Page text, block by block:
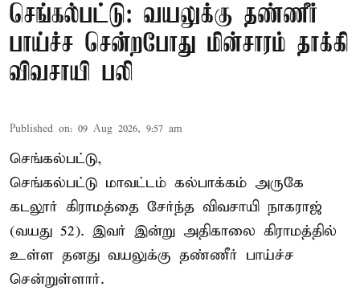
செங்கல்பட்டு: வயலுக்கு தண்ணீர்
பாய்ச்ச சென்றபோது மின்சாரம் தாக்கி
விவசாயி பலி
Published on: 09 Aug 2026, 9:57 am
செங்கல்பட்டு,
செங்கல்பட்டு மாவட்டம் கல்பாக்கம் அருகே
கடலூர் கிராமத்தை சேர்ந்த விவசாயி நாகராஜ்
(வயது 52). இவர் இன்று அதிகாலை கிராமத்தில்
உள்ள தனது வயலுக்கு தண்ணீர் பாய்ச்ச
சென்றுள்ளார்.